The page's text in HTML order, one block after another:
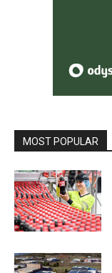
MOST POPULAR